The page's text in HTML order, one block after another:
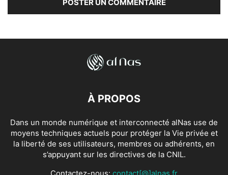
À PROPOS
Dans un monde numérique et interconnecté alNas use de
moyens techniques actuels pour protéger la Vie privée et
la liberté de ses utilisateurs, membres ou adhérents, en
s’appuyant sur les directives de la CNIL.